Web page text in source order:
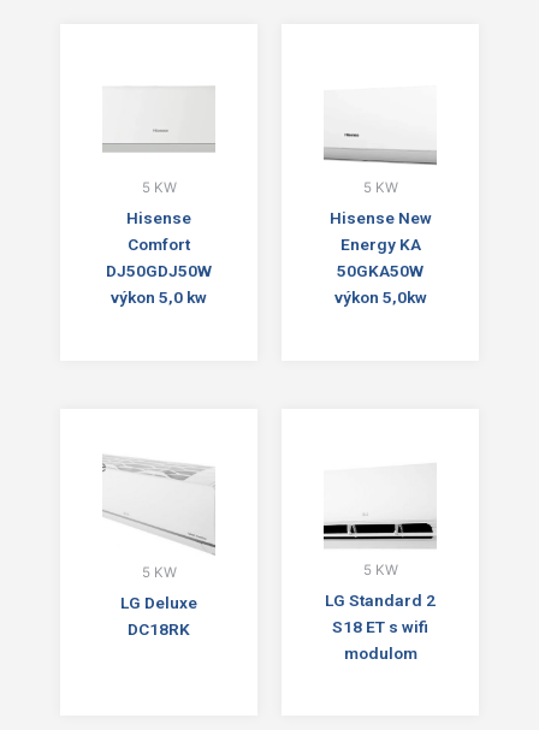
5 KW
Hisense
Comfort
DJ50GDJ50W
výkon 5,0 kw
5 KW
Hisense New
Energy KA
50GKA50W
výkon 5,0kw
5 KW
LG Deluxe
DC18RK
5 KW
LG Standard 2
S18 ET s wifi
modulom